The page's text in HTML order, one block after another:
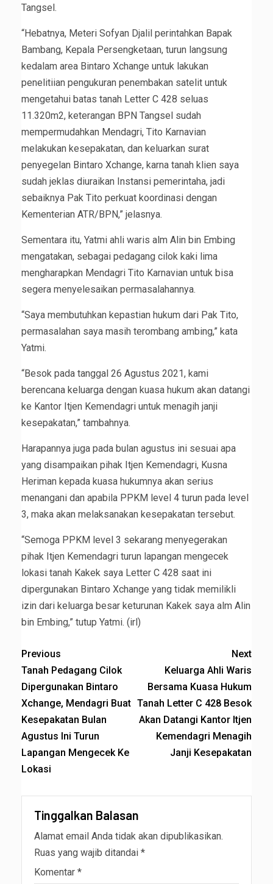
Tangsel.
“Hebatnya, Meteri Sofyan Djalil perintahkan Bapak
Bambang, Kepala Persengketaan, turun langsung
kedalam area Bintaro Xchange untuk lakukan
penelitiian pengukuran penembakan satelit untuk
mengetahui batas tanah Letter C 428 seluas
11.320m2, keterangan BPN Tangsel sudah
mempermudahkan Mendagri, Tito Karnavian
melakukan kesepakatan, dan keluarkan surat
penyegelan Bintaro Xchange, karna tanah klien saya
sudah jeklas diuraikan Instansi pemerintaha, jadi
sebaiknya Pak Tito perkuat koordinasi dengan
Kementerian ATR/BPN,” jelasnya.
Sementara itu, Yatmi ahli waris alm Alin bin Embing
mengatakan, sebagai pedagang cilok kaki lima
mengharapkan Mendagri Tito Karnavian untuk bisa
segera menyelesaikan permasalahannya.
“Saya membutuhkan kepastian hukum dari Pak Tito,
permasalahan saya masih terombang ambing,” kata
Yatmi.
“Besok pada tanggal 26 Agustus 2021, kami
berencana keluarga dengan kuasa hukum akan datangi
ke Kantor Itjen Kemendagri untuk menagih janji
kesepakatan,” tambahnya.
Harapannya juga pada bulan agustus ini sesuai apa
yang disampaikan pihak Itjen Kemendagri, Kusna
Heriman kepada kuasa hukumnya akan serius
menangani dan apabila PPKM level 4 turun pada level
3, maka akan melaksanakan kesepakatan tersebut.
“Semoga PPKM level 3 sekarang menyegerakan
pihak Itjen Kemendagri turun lapangan mengecek
lokasi tanah Kakek saya Letter C 428 saat ini
dipergunakan Bintaro Xchange yang tidak memilikli
izin dari keluarga besar keturunan Kakek saya alm Alin
bin Embing,” tutup Yatmi. (irl)
Previous
Tanah Pedagang Cilok
Dipergunakan Bintaro
Xchange, Mendagri Buat
Kesepakatan Bulan
Agustus Ini Turun
Lapangan Mengecek Ke
Lokasi
Next
Keluarga Ahli Waris
Bersama Kuasa Hukum
Tanah Letter C 428 Besok
Akan Datangi Kantor Itjen
Kemendagri Menagih
Janji Kesepakatan
Tinggalkan Balasan
Alamat email Anda tidak akan dipublikasikan.
Ruas yang wajib ditandai *
Komentar *